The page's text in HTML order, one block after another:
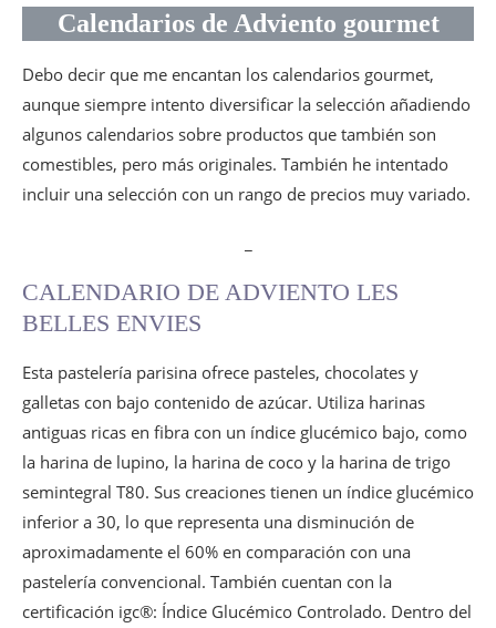
Havelaar & Bovetti
Calendario 2022
Calendarios de Adviento Jean-Paul Hévin
Calendario 2022
Calendario 2023
Calendario 2024
Calendarios de Adviento Edwart Chocolatier
Calendario 2024
Calendarios de Adviento De Neuville
Calendario 2021: La Maison Chaleureuse
Calendarios de Adviento Eclair de Génie
Calendario 2023
Calendario 2024 Eclair de Génie x Barrière
Calendarios de Adviento equitativos por Max
Havelaar & Bovetti
Calendario 2021
Calendarios de Adviento La Chambre aux
confitures
Calendario 2021
Calendarios de Adviento gourmet
Debo decir que me encantan los calendarios gourmet,
aunque siempre intento diversificar la selección añadiendo
algunos calendarios sobre productos que también son
comestibles, pero más originales. También he intentado
incluir una selección con un rango de precios muy variado.
CALENDARIO DE ADVIENTO LES
BELLES ENVIES
Esta pastelería parisina ofrece pasteles, chocolates y
galletas con bajo contenido de azúcar. Utiliza harinas
antiguas ricas en fibra con un índice glucémico bajo, como
la harina de lupino, la harina de coco y la harina de trigo
semintegral T80. Sus creaciones tienen un índice glucémico
inferior a 30, lo que representa una disminución de
aproximadamente el 60% en comparación con una
pastelería convencional. También cuentan con la
certificación igc®: Índice Glucémico Controlado. Dentro del